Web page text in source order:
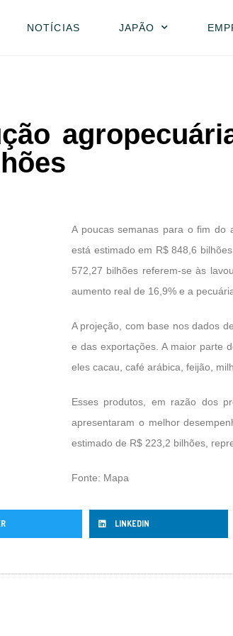
NOTÍCIAS JAPÃO
A poucas semanas para o fim do
está estimado em R$ 848,6
572,27 bilhões referem-se às
aumento real de 16,9% e a
A projeção, com base nos dados
e das exportações. A maior parte
eles cacau, café arábica, feijão,
Esses produtos, em razão dos
apresentaram o melhor
estimado de R$ 223,2 bilhões,
Fonte: Mapa
LINKEDIN